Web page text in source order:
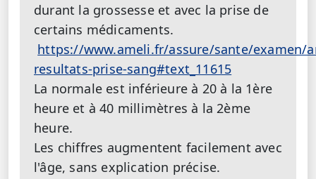
durant la grossesse et avec la prise de
certains médicaments.
https://www.ameli.fr/assure/sante/examen/
resultats-prise-sang#text_11615
La normale est inférieure à 20 à la 1ère
heure et à 40 millimètres à la 2ème
heure.
Les chiffres augmentent facilement avec
l'âge, sans explication précise.